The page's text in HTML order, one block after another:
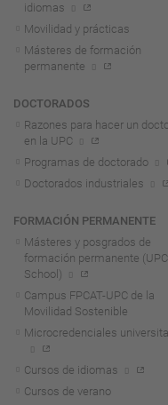
idiomas
Movilidad y prácticas
Másteres de formación
permanente
DOCTORADOS
Razones para hacer un
en la UPC
Programas de doctorado
Doctorados industriales
FORMACIÓN PERMANENTE
Másteres y posgrados de
formación permanente (UPC
School)
Campus FPCAT-UPC de la
Movilidad Sostenible
Microcredenciales
Cursos de idiomas
Cursos de verano